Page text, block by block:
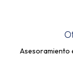
Asesoramiento